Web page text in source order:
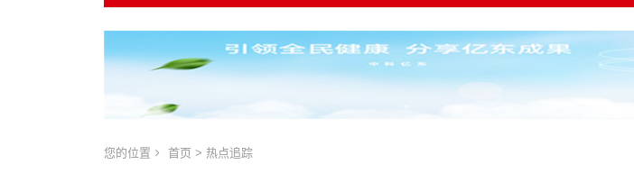
您的位置 首页 > 热点追踪